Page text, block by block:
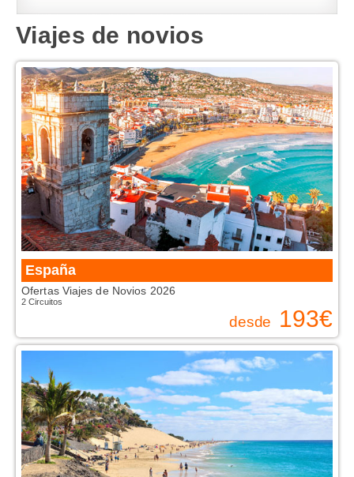
HOTELES
OFERTAS
VUELO + HOTEL
PLAYAS
CRUCEROS
CIRCUITOS
TRIP PLANNER
Viajes de novios
España
Ofertas Viajes de Novios 2026
2 Circuitos
desde 193€